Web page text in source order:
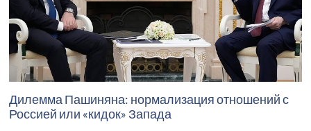
Дилемма Пашиняна: нормализация отношений с
Россией или «кидок» Запада